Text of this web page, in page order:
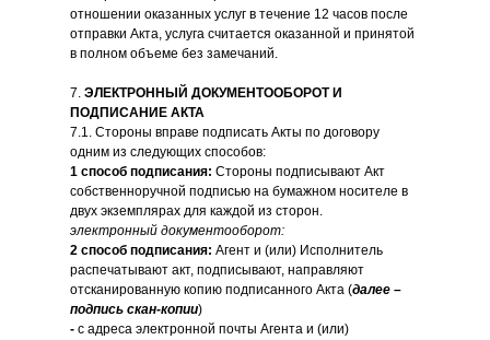
отношении оказанных услуг в течение 12 часов после
отправки Акта, услуга считается оказанной и принятой
в полном объеме без замечаний.
7. ЭЛЕКТРОННЫЙ ДОКУМЕНТООБОРОТ И
ПОДПИСАНИЕ АКТА
7.1. Стороны вправе подписать Акты по договору
одним из следующих способов:
1 способ подписания: Стороны подписывают Акт
собственноручной подписью на бумажном носителе в
двух экземплярах для каждой из сторон.
электронный документооборот:
2 способ подписания: Агент и (или) Исполнитель
распечатывают акт, подписывают, направляют
отсканированную копию подписанного Акта (далее –
подпись скан-копии)
- с адреса электронной почты Агента и (или)